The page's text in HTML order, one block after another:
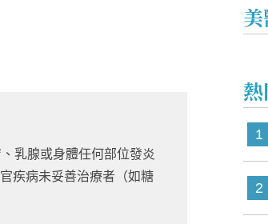
乳腺或身體任何部位發炎
疾病未妥善治療者（如糖
1
2